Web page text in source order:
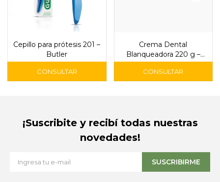
Cepillo para prótesis 201 –
Butler
Crema Dental
Blanqueadora 220 g –
Colgate Max White
¡Suscribite y recibí todas nuestras
novedades!
SUSCRIBIRME